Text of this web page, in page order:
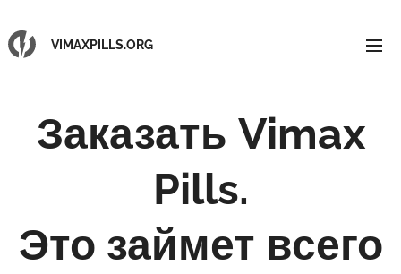
VIMAXPILLS.ORG
Заказать Vimax
Pills.
Это займет всего